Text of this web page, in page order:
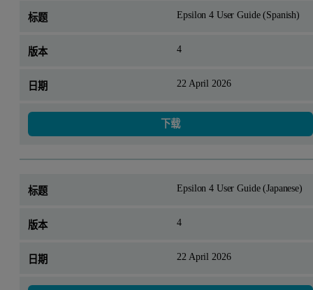
Epsilon 4 User Guide (Spanish)
4
22 April 2026
下载
Epsilon 4 User Guide (Japanese)
4
22 April 2026